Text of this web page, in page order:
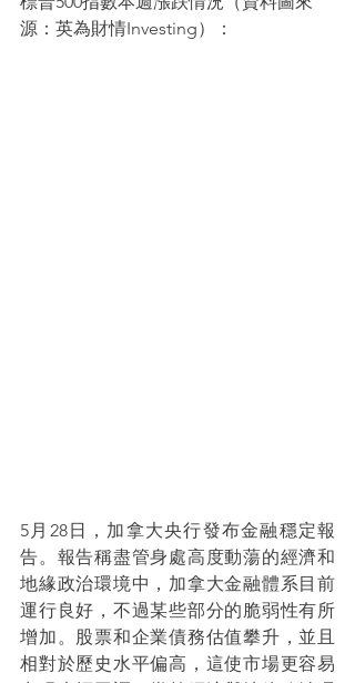
源：英為財情Investing）：
5月28日，加拿大央行發布金融穩定報
告。報告稱盡管身處高度動蕩的經濟和
地緣政治環境中，加拿大金融體系目前
運行良好，不過某些部分的脆弱性有所
增加。股票和企業債務估值攀升，並且
相對於歷史水平偏高，這使市場更容易